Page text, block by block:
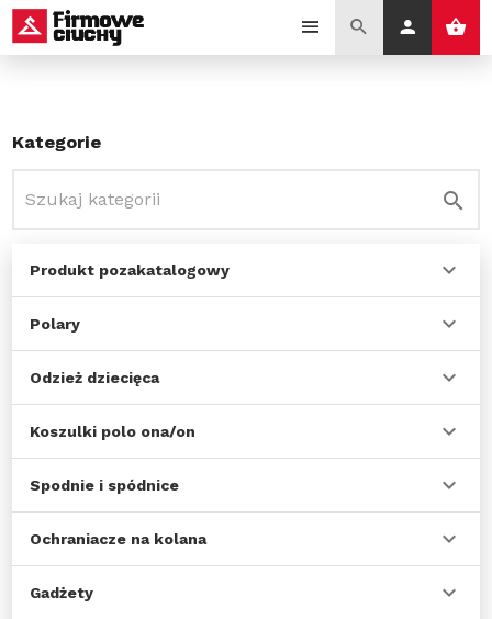
Kategorie
Produkt pozakatalogowy
Polary
Odzież dziecięca
Koszulki polo ona/on
Spodnie i spódnice
Ochraniacze na kolana
Gadżety